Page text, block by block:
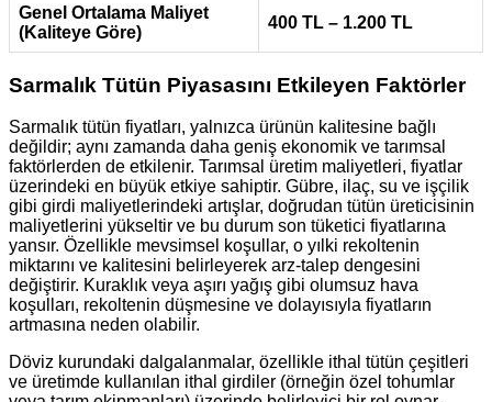
Genel Ortalama Maliyet
(Kaliteye Göre)
400 TL – 1.200 TL
Sarmalık Tütün Piyasasını Etkileyen Faktörler
Sarmalık tütün fiyatları, yalnızca ürünün kalitesine bağlı
değildir; aynı zamanda daha geniş ekonomik ve tarımsal
faktörlerden de etkilenir. Tarımsal üretim maliyetleri, fiyatlar
üzerindeki en büyük etkiye sahiptir. Gübre, ilaç, su ve işçilik
gibi girdi maliyetlerindeki artışlar, doğrudan tütün üreticisinin
maliyetlerini yükseltir ve bu durum son tüketici fiyatlarına
yansır. Özellikle mevsimsel koşullar, o yılki rekoltenin
miktarını ve kalitesini belirleyerek arz-talep dengesini
değiştirir. Kuraklık veya aşırı yağış gibi olumsuz hava
koşulları, rekoltenin düşmesine ve dolayısıyla fiyatların
artmasına neden olabilir.
Döviz kurundaki dalgalanmalar, özellikle ithal tütün çeşitleri
ve üretimde kullanılan ithal girdiler (örneğin özel tohumlar